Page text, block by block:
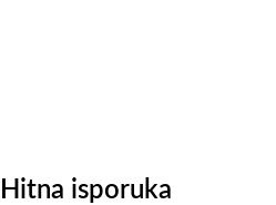
Hitna isporuka